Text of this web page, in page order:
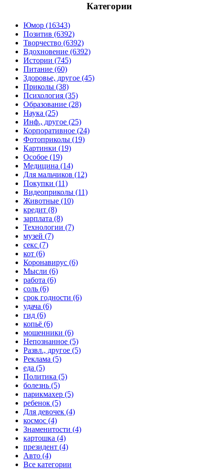
Категории
Юмор (16343)
Позитив (6392)
Творчество (6392)
Вдохновение (6392)
Истории (745)
Питание (60)
Здоровье, другое (45)
Приколы (38)
Психология (35)
Образование (28)
Наука (25)
Инф., другое (25)
Корпоративное (24)
Фотоприколы (19)
Картинки (19)
Особое (19)
Медицина (14)
Для мальчиков (12)
Покупки (11)
Видеоприколы (11)
Животные (10)
кредит (8)
зарплата (8)
Технологии (7)
музей (7)
секс (7)
кот (6)
Коронавирус (6)
Мысли (6)
работа (6)
соль (6)
срок годности (6)
удача (6)
гид (6)
копьё (6)
мошенники (6)
Непознанное (5)
Развл., другое (5)
Реклама (5)
еда (5)
Политика (5)
болезнь (5)
парикмахер (5)
ребенок (5)
Для девочек (4)
космос (4)
Знаменитости (4)
картошка (4)
президент (4)
Авто (4)
Все категории